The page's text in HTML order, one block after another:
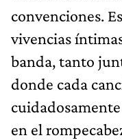
convenciones.
vivencias
banda, tanto
donde cada
en el